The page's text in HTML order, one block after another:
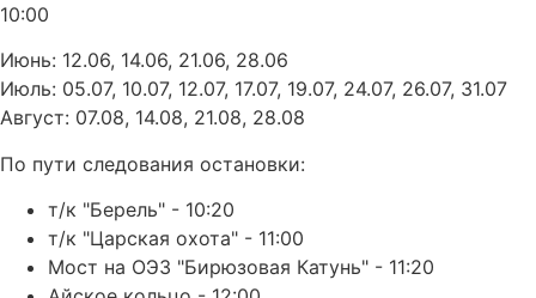
10:00
Июнь: 12.06, 14.06, 21.06, 28.06
Июль: 05.07, 10.07, 12.07, 17.07, 19.07, 24.07, 26.07, 31.07
Август: 07.08, 14.08, 21.08, 28.08
По пути следования остановки:
т/к "Берель" - 10:20
т/к "Царская охота" - 11:00
Мост на ОЭЗ "Бирюзовая Катунь" - 11:20